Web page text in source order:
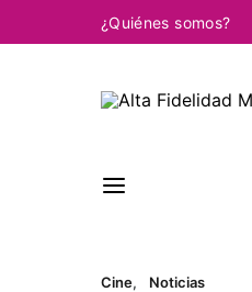
¿Quiénes somos?
Cine Noticias